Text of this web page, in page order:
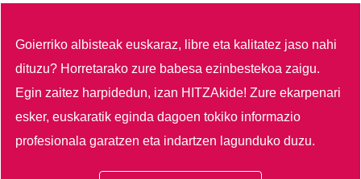
Goierriko albisteak euskaraz, libre eta kalitatez jaso nahi
dituzu? Horretarako zure babesa ezinbestekoa zaigu.
Egin zaitez harpidedun, izan HITZAkide!Zure ekarpenari
esker, euskaratik eginda dagoen tokiko informazio
profesionala garatzen eta indartzen lagunduko duzu.